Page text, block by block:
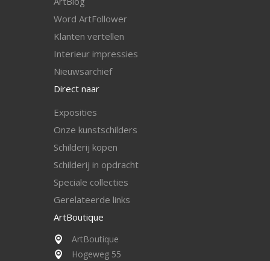
Word ArtFollower
Klanten vertellen
Interieur impressies
Nieuwsarchief
Direct naar
Exposities
Onze kunstschilders
Schilderij kopen
Schilderij in opdracht
Speciale collecties
Gerelateerde links
ArtBoutique
ArtBoutique
Hogeweg 55